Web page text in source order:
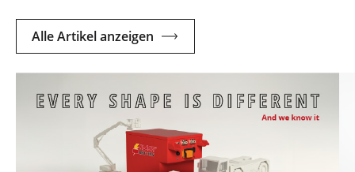
Alle Artikel anzeigen